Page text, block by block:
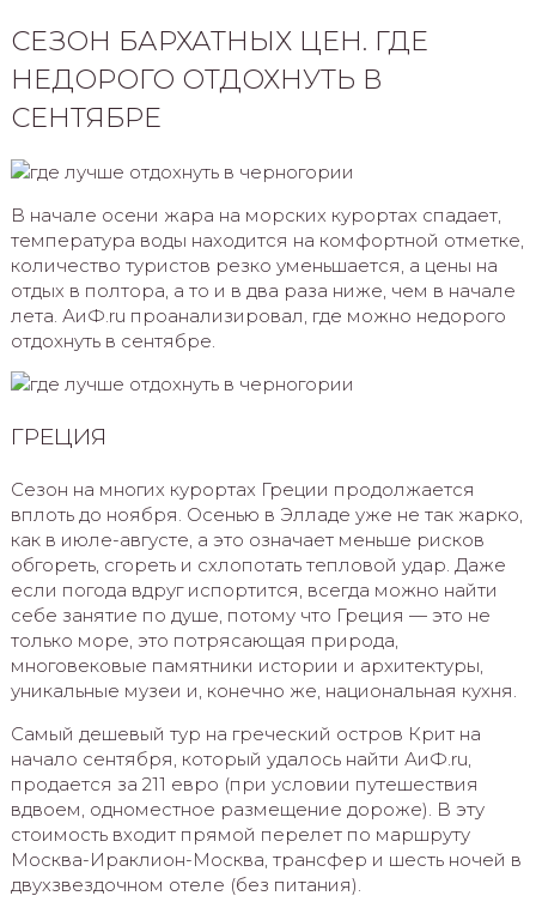
СЕЗОН БАРХАТНЫХ ЦЕН. ГДЕ
НЕДОРОГО ОТДОХНУТЬ В
СЕНТЯБРЕ
В начале осени жара на морских курортах спадает,
температура воды находится на комфортной отметке,
количество туристов резко уменьшается, а цены на
отдых в полтора, а то и в два раза ниже, чем в начале
лета. АиФ.ru проанализировал, где можно недорого
отдохнуть в сентябре.
ГРЕЦИЯ
Сезон на многих курортах Греции продолжается
вплоть до ноября. Осенью в Элладе уже не так жарко,
как в июле-августе, а это означает меньше рисков
обгореть, сгореть и схлопотать тепловой удар. Даже
если погода вдруг испортится, всегда можно найти
себе занятие по душе, потому что Греция — это не
только море, это потрясающая природа,
многовековые памятники истории и архитектуры,
уникальные музеи и, конечно же, национальная кухня.
Самый дешевый тур на греческий остров Крит на
начало сентября, который удалось найти АиФ.ru,
продается за 211 евро (при условии путешествия
вдвоем, одноместное размещение дороже). В эту
стоимость входит прямой перелет по маршруту
Москва-Ираклион-Москва, трансфер и шесть ночей в
двухзвездочном отеле (без питания).